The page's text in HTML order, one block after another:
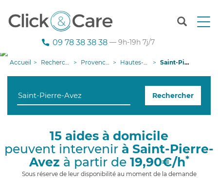
T
n
g
i
09 78 38 38 38 — 9h-19h 7j/7
Accueil Recherche aide à domicile Provence-Alpes-Côte d'Azur Hautes-Alpes Saint-Pierre-Avez
Rechercher
15 aides à domicile
peuvent intervenir à Saint-Pierre-
Avez à partir de 19,90€/h*
Sous réserve de leur disponibilité au moment de la demande